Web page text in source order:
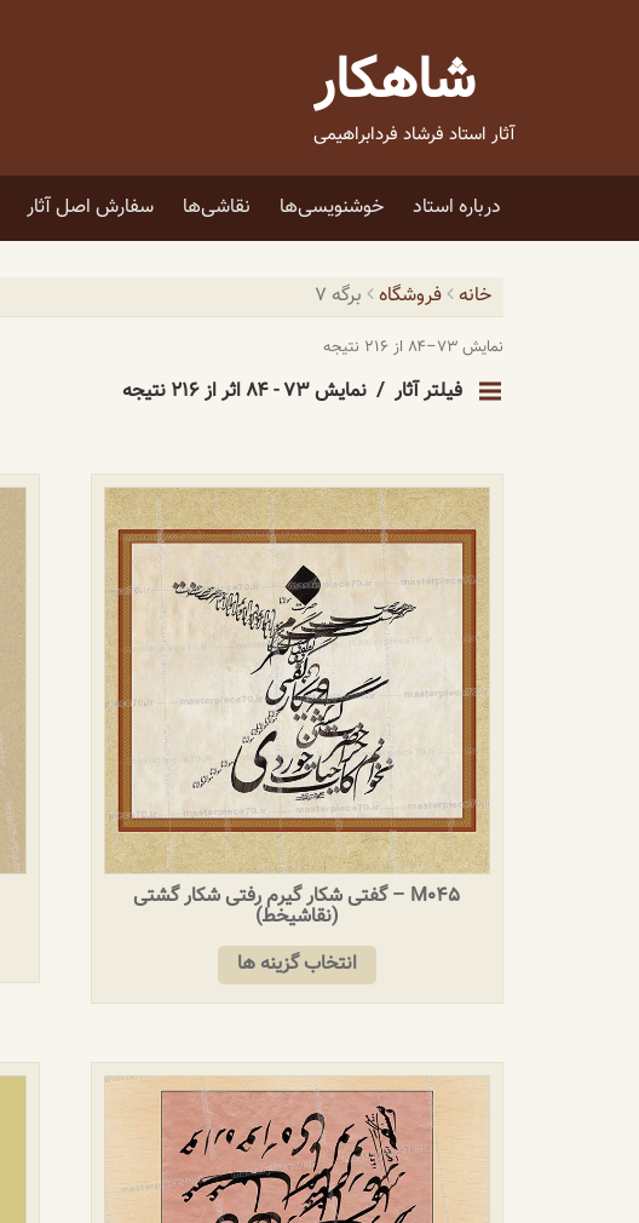
شاهکار
آثار استاد فرشاد فردابراهیمی
درباره استاد
خوشنویسی‌ها نقاشی‌ها سفارش اصل آثار
خانه فروشگاه برگه ۷
نمایش ۷۳–۸۴ از ۲۱۶ نتیجه
فیلتر آثار نمایش ۷۳ - ۸۴ اثر از ۲۱۶ نتیجه
M045 – گفتی شکار گیرم رفتی شکار گشتی
(نقاشیخط)
انتخاب گزینه ها